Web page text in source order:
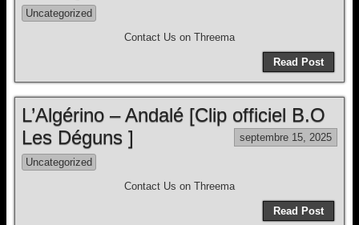
Uncategorized
Contact Us on Threema
Read Post
L’Algérino – Andalé [Clip officiel B.O
Les Déguns ]
septembre 15, 2025
Uncategorized
Contact Us on Threema
Read Post